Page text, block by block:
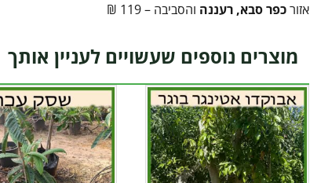
אזורכפר סבא, רעננה והסביבה – 119 ₪
מוצרים נוספים שעשויים לעניין אותך